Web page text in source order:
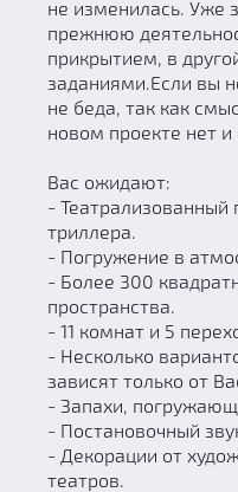
не изменилась. Уже
прежнюю
прикрытием, в
заданиями.Если вы
не беда, так как
новом проекте нет и
Вас ожидают:
-
триллера.
- Погружение в
- Более 300
пространства.
- 11 комнат и 5
- Несколько
зависят только от
- Запахи,
- Постановочный
- Декорации от
театров.